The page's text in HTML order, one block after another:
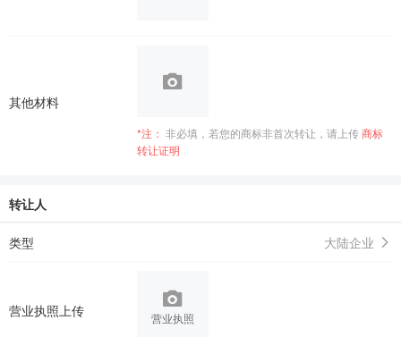
其他材料
*注： 非必填，若您的商标非首次转让，请上传商标
转让证明
转让人
类型 大陆企业
营业执照上传 营业执照